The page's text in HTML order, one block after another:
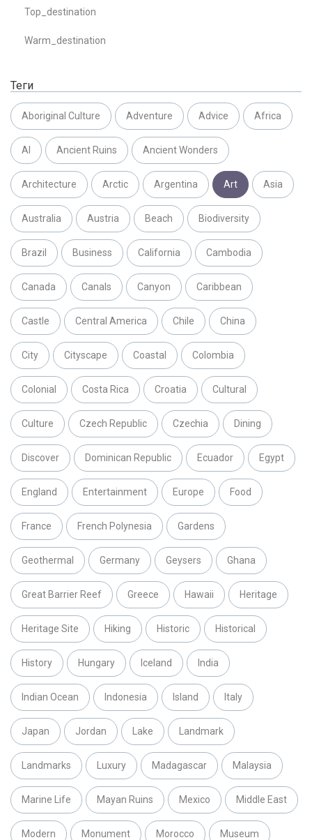
Top_destination
Warm_destination
Теги
Aboriginal Culture Adventure Advice Africa
AI Ancient Ruins Ancient Wonders
Architecture Arctic Argentina Art Asia
Australia Austria Beach Biodiversity
Brazil Business California Cambodia
Canada Canals Canyon Caribbean
Castle Central America Chile China
City Cityscape Coastal Colombia
Colonial Costa Rica Croatia Cultural
Culture Czech Republic Czechia Dining
Discover Dominican Republic Ecuador Egypt
England Entertainment Europe Food
France French Polynesia Gardens
Geothermal Germany Geysers Ghana
Great Barrier Reef Greece Hawaii Heritage
Heritage Site Hiking Historic Historical
History Hungary Iceland India
Indian Ocean Indonesia Island Italy
Japan Jordan Lake Landmark
Landmarks Luxury Madagascar Malaysia
Marine Life Mayan Ruins Mexico Middle East
Modern Monument Morocco Museum